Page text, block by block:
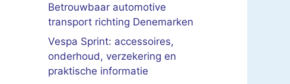
Betrouwbaar automotive
transport richting Denemarken
Vespa Sprint: accessoires,
onderhoud, verzekering en
praktische informatie